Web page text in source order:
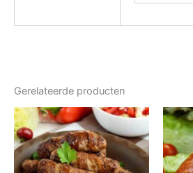
Gerelateerde producten